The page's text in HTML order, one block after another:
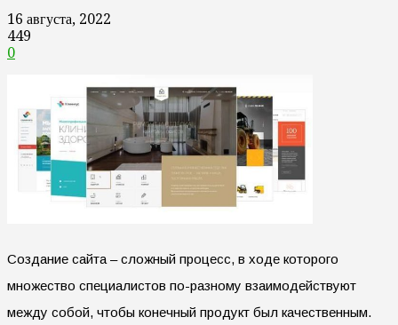
16 августа, 2022
449
0
Создание сайта – сложный процесс, в ходе которого
множество специалистов по-разному взаимодействуют
между собой, чтобы конечный продукт был качественным.